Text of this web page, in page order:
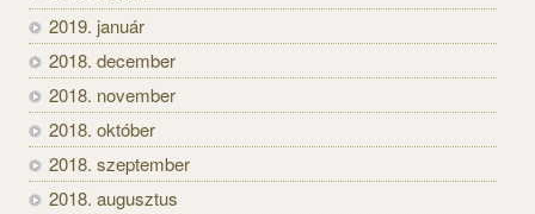
2019. január
2018. december
2018. november
2018. október
2018. szeptember
2018. augusztus